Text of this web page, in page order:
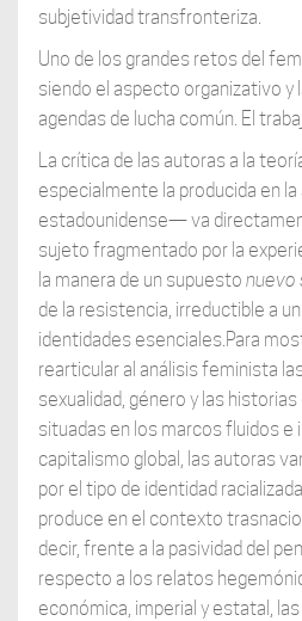
subjetividad transfronteriza.
Uno de los grandes retos del
siendo el aspecto organizativo y
agendas de lucha común. El
La crítica de las autoras a la
especialmente la producida en la
estadounidense— va
sujeto fragmentado por la
la manera de un supuesto nuevo
de la resistencia, irreductible a
identidades esenciales.Para
rearticular al análisis feminista
sexualidad, género y las
situadas en los marcos fluidos e
capitalismo global, las autoras
por el tipo de identidad
produce en el contexto
decir, frente a la pasividad del
respecto a los relatos
económica, imperial y estatal,